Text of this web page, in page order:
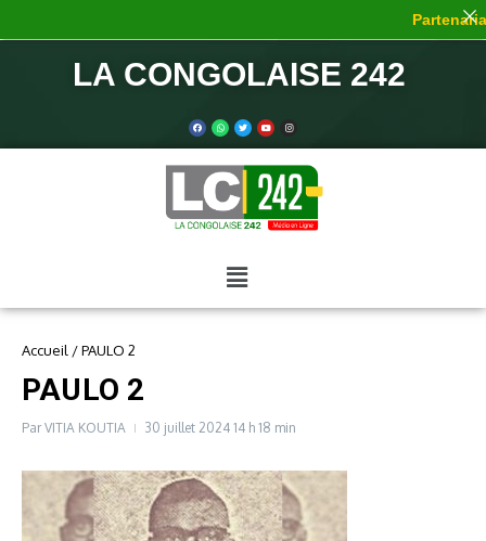
LA CONGOLAISE 242
Accueil /PAULO 2
PAULO 2
ParVITIA KOUTIA 30 juillet 2024 14 h 18 min